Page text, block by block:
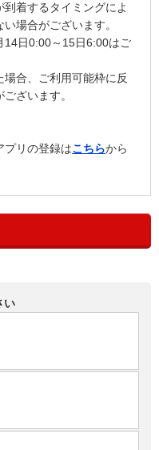
到着するタイミングによ
場合がございます。
14日0:00～15日6:00はご
合、ご利用可能枠に反
ざいます。
プリの登録はこちらから
い